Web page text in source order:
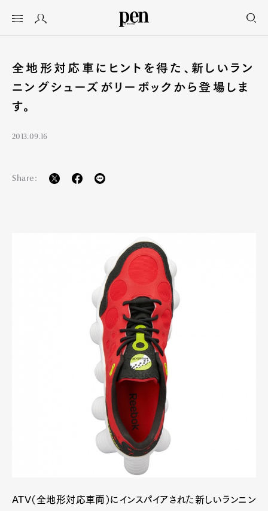
全地形対応車にヒントを得た、新しいラン
ニングシューズがリーボックから登場しま
す。
2013.09.16
Share:
ATV（全地形対応車両）にインスパイアされた新しいランニン